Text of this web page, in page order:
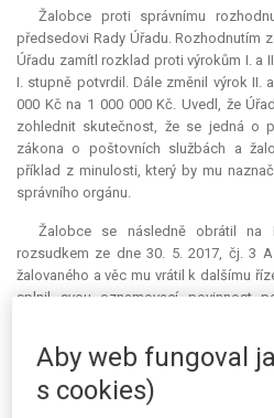
Žalobce proti správnímu
předsedovi Rady Úřadu. Rozhodnutím
Úřadu zamítl rozklad proti výrokům I. a
I. stupně potvrdil. Dále změnil výrok II.
000 Kč na 1 000 000 Kč. Uvedl, že
zohlednit skutečnost, že se jedná o
zákona o poštovních službách a
příklad z minulosti, který by mu
správního orgánu.
Žalobce se následně obrátil na
rozsudkem ze dne 30. 5. 2017, čj. 3
žalovaného a věc mu vrátil k dalšímu
splnil svou oznamovací povinnost
90 dnů přede dnem, od kterého
účelem oznámení je především
základních služeb tak, aby mohl
orientované a aby v případě, že by
Aby web fungoval
s cookies)